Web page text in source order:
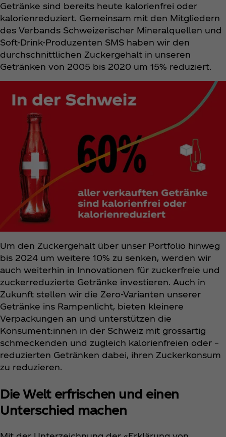
Getränke sind bereits heute kalorienfrei oder
kalorienreduziert. Gemeinsam mit den Mitgliedern
des Verbands Schweizerischer Mineralquellen und
Soft-Drink-Produzenten SMS haben wir den
durchschnittlichen Zuckergehalt in unseren
Getränken von 2005 bis 2020 um 15% reduziert.
Um den Zuckergehalt über unser Portfolio hinweg
bis 2024 um weitere 10% zu senken, werden wir
auch weiterhin in Innovationen für zuckerfreie und
zuckerreduzierte Getränke investieren. Auch in
Zukunft stellen wir die Zero-Varianten unserer
Getränke ins Rampenlicht, bieten kleinere
Verpackungen an und unterstützen die
Konsument:innen in der Schweiz mit grossartig
schmeckenden und zugleich kalorienfreien oder –
reduzierten Getränken dabei, ihren Zuckerkonsum
zu reduzieren.
Die Welt erfrischen und einen
Unterschied machen